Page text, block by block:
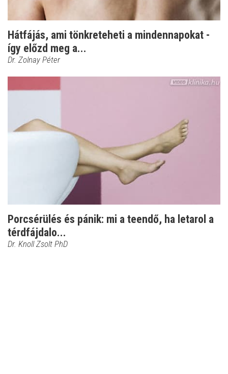
Hátfájás, ami tönkreteheti a mindennapokat -
így előzd meg a...
Dr. Zolnay Péter
Porcsérülés és pánik: mi a teendő, ha letarol a
térdfájdalo...
Dr. Knoll Zsolt PhD